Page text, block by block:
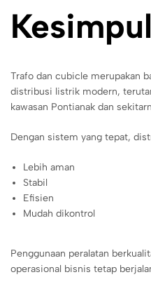
Trafo dan cubicle merupakan
distribusi listrik modern,
kawasan Pontianak dan
Dengan sistem yang tepat,
Lebih aman
Stabil
Efisien
Mudah dikontrol
Penggunaan peralatan
operasional bisnis tetap